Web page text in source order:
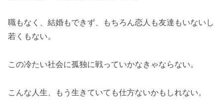
職もなく、結婚もできず、もちろん恋人も友達もいないし
若くもない。
この冷たい社会に孤独に戦っていかなきゃならない。
こんな人生、もう生きていても仕方ないかもしれない。